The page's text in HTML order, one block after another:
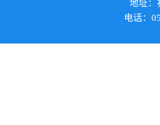
地址：
电话：